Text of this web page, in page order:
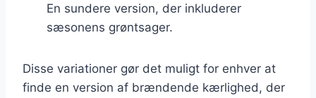
En sundere version, der inkluderer
sæsonens grøntsager.
Disse variationer gør det muligt for enhver at
finde en version af brændende kærlighed, der